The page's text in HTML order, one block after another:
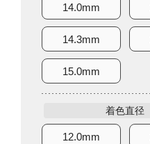
14.0mm
14.3mm
15.0mm
着色直径
12.0mm